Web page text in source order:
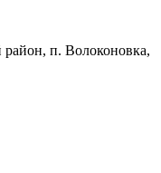
район, п. Волоконовка,